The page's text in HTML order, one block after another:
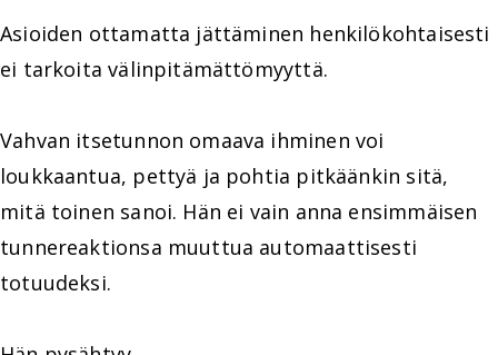
Asioiden ottamatta jättäminen henkilökohtaisesti
ei tarkoita välinpitämättömyyttä.
Vahvan itsetunnon omaava ihminen voi
loukkaantua, pettyä ja pohtia pitkäänkin sitä,
mitä toinen sanoi. Hän ei vain anna ensimmäisen
tunnereaktionsa muuttua automaattisesti
totuudeksi.